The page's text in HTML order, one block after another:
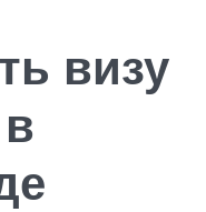
визу